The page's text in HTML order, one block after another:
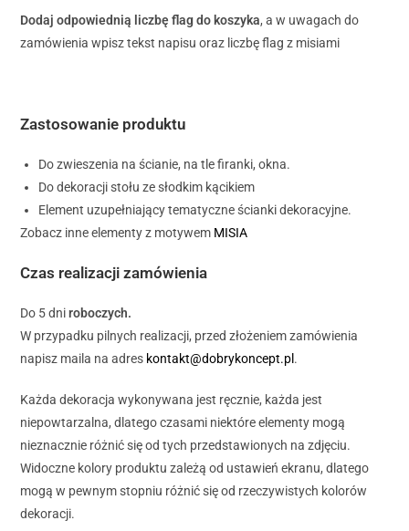
Dodaj odpowiednią liczbę flag do koszyka, a w uwagach do
zamówienia wpisz tekst napisu oraz liczbę flag z misiami
Zastosowanie produktu
Do zwieszenia na ścianie, na tle firanki, okna.
Do dekoracji stołu ze słodkim kącikiem
Element uzupełniający tematyczne ścianki dekoracyjne.
Zobacz inne elementy z motywem MISIA
Czas realizacji zamówienia
Do 5 dniroboczych.
W przypadku pilnych realizacji, przed złożeniem zamówienia
napisz maila na adres kontakt@dobrykoncept.pl .
Każda dekoracja wykonywana jest ręcznie, każda jest
niepowtarzalna, dlatego czasami niektóre elementy mogą
nieznacznie różnić się od tych przedstawionych na zdjęciu.
Widoczne kolory produktu zależą od ustawień ekranu, dlatego
mogą w pewnym stopniu różnić się od rzeczywistych kolorów
dekoracji.